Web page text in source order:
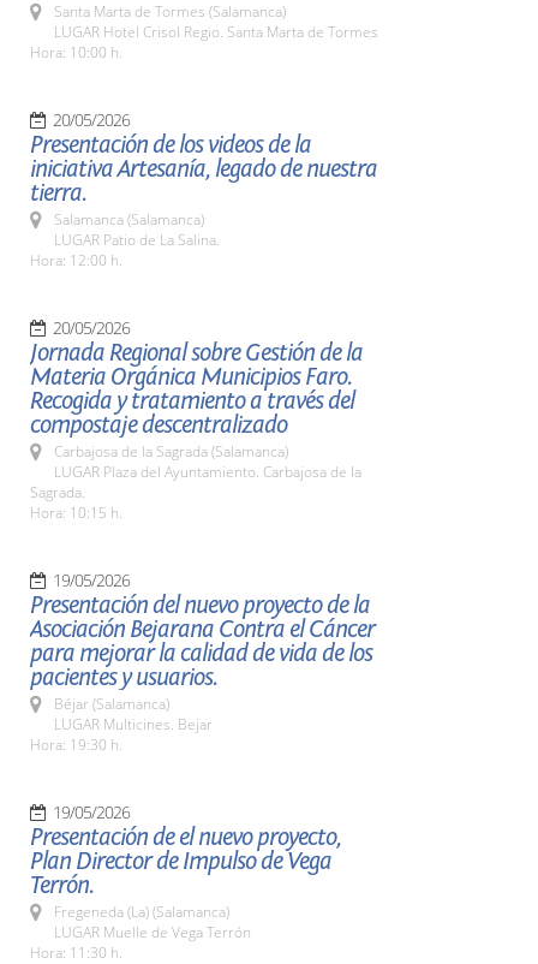
Santa Marta de Tormes (Salamanca)
LUGAR Hotel Crisol Regio. Santa Marta de Tormes
Hora: 10:00 h.
20/05/2026
Presentación de los videos de la
iniciativa Artesanía, legado de nuestra
tierra.
Salamanca (Salamanca)
LUGAR Patio de La Salina.
Hora: 12:00 h.
20/05/2026
Jornada Regional sobre Gestión de la
Materia Orgánica Municipios Faro.
Recogida y tratamiento a través del
compostaje descentralizado
Carbajosa de la Sagrada (Salamanca)
LUGAR Plaza del Ayuntamiento. Carbajosa de la
Sagrada.
Hora: 10:15 h.
19/05/2026
Presentación del nuevo proyecto de la
Asociación Bejarana Contra el Cáncer
para mejorar la calidad de vida de los
pacientes y usuarios.
Béjar (Salamanca)
LUGAR Multicines. Bejar
Hora: 19:30 h.
19/05/2026
Presentación de el nuevo proyecto,
Plan Director de Impulso de Vega
Terrón.
Fregeneda (La) (Salamanca)
LUGAR Muelle de Vega Terrón
Hora: 11:30 h.